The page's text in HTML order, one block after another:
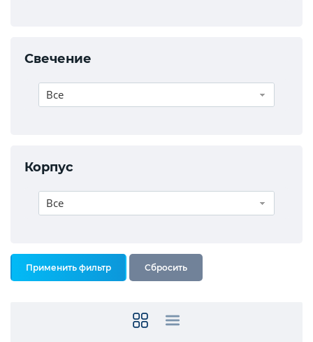
Свечение
Все
Корпус
Все